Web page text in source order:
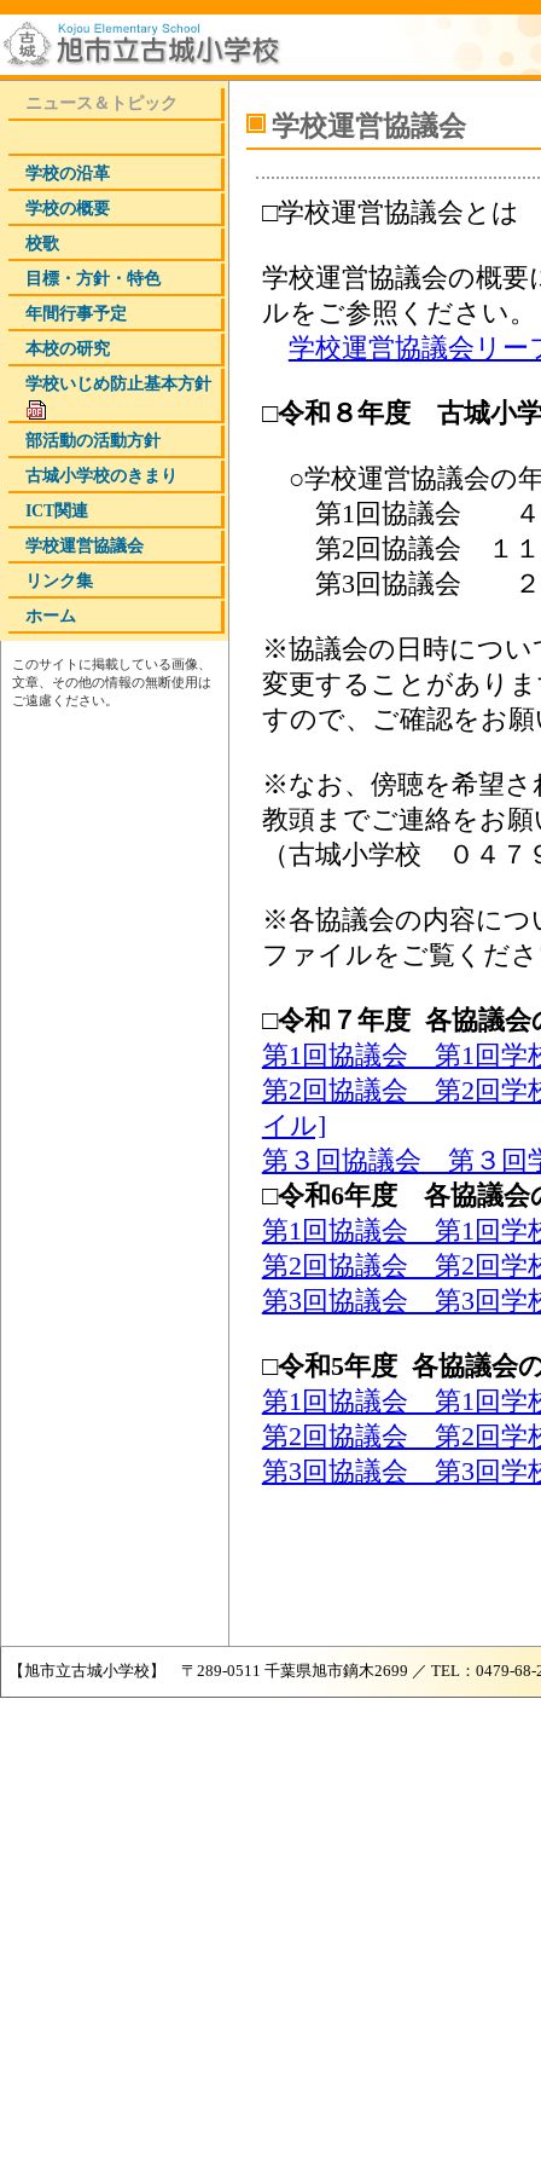
ニュース＆トピック
学校の沿革
学校の概要
校歌
目標・方針・特色
年間行事予定
本校の研究
学校いじめ­防止基本方­針
部活動の活動方針
古城小学校のきまり
ICT関連
学校運営協議会
リンク集
ホーム
このサイトに掲載している画像、
文章、その他の情報の無断使用は
ご遠慮ください。
学校運営協議会
□学校運営協議会とは
学校運営協議会の概
ルをご参照ください。
学校運営協議会リー
□令和８年度 古城小
○学校運営協議会の
第1回協議会 ４
第2回協議会 １
第3回協議会 ２
※協議会の日時につい
変更することがあり
すので、ご確認をお
※なお、傍聴を希望さ
教頭までご連絡をお
（古城小学校 ０４７
※各協議会の内容につ
ファイルをご覧くだ
□令和７年度 各協議会
第1回協議会 第1回学
第2回協議会 第2回学
イル]
第３回協議会 第３回
□令和6年度 各協議会
第1回協議会 第1回学
第2回協議会 第2回学
第3回協議会 第3回学
□令和5年度 各協議会
第1回協議会 第1回学
第2回協議会 第2回学
第3回協議会 第3回学
【旭市立古城小学校】 〒289-0511 千葉県旭市鏑木2699 ／ TEL：0479-68-